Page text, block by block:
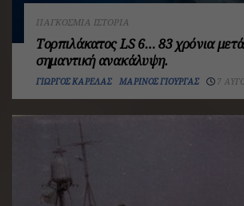
ΠΑΓΚΌΣΜΙΑ ΙΣΤΟΡΊΑ
Τορπιλάκατος LS 6… 83 χρόνια
σημαντική ανακάλυψη.
ΓΙΏΡΓΟΣ ΚΑΡΈΛΑΣ ΜΑΡΊΝΟΣ ΓΙΟΎΡΓΑΣ 7